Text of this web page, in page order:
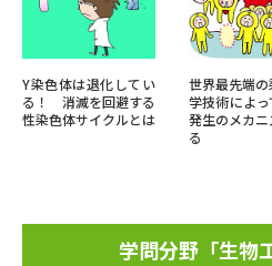
Y染色体は退化してい
る！ 消滅を回避する
性染色体サイクルとは
世界最先端の
学技術によ
発生のメカ
る
学問分野「生物